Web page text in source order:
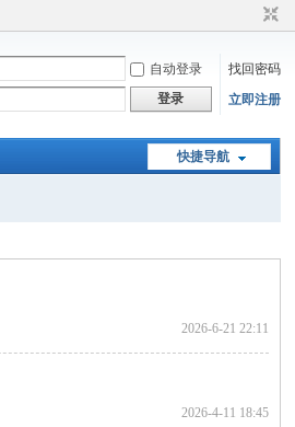
自动登录
找回密码
登录 立即注册
快捷导航
2026-6-21 22:11
2026-4-11 18:45